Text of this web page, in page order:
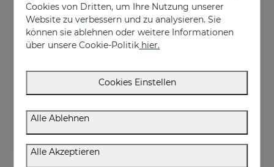
In den Warenkorb
DAESES Straffende Körpermilch
Straffende Körpermilch
34.95 €
Cookies von Dritten, um Ihre Nutzung unserer
Website zu verbessern und zu analysieren. Sie
können sie ablehnen oder weitere Informationen
über unsere Cookie-Politik hier.
Cookies Einstellen
Alle Ablehnen
Alle Akzeptieren